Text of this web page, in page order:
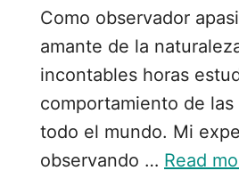
Como observador
amante de la
incontables horas
comportamiento de las
todo el mundo. Mi
observando … Read